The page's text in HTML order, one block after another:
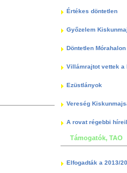
Értékes döntetlen
Győzelem
Döntetlen
Villámrajtot vettek a
Ezüstlányok
Vereség
A rovat régebbi
Támogatók, TAO
Elfogadták a 2013/